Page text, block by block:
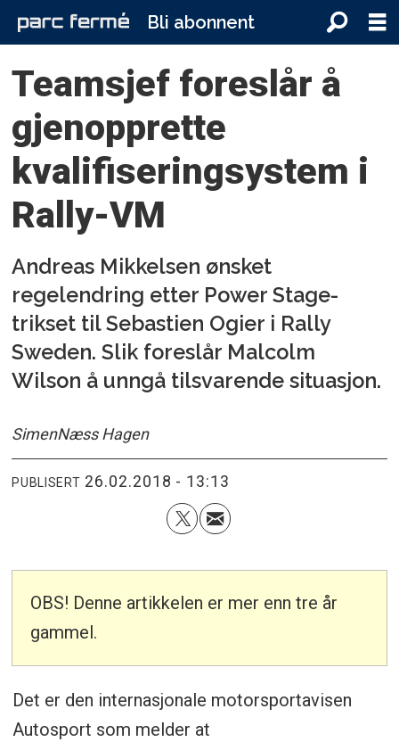
Bli abonnent
Teamsjef foreslår å
gjenopprette
kvalifiseringsystem i
Rally-VM
Andreas Mikkelsen ønsket
regelendring etter Power Stage-
trikset til Sebastien Ogier i Rally
Sweden. Slik foreslår Malcolm
Wilson å unngå tilsvarende situasjon.
SimenNæss Hagen
PUBLISERT 26.02.2018 - 13:13
OBS! Denne artikkelen er mer enn tre år
gammel.
Det er den internasjonale motorsportavisen
Autosport som melder at